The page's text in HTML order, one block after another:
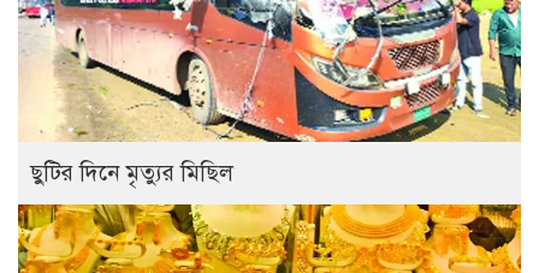
ছুটির দিনে মৃত্যুর মিছিল